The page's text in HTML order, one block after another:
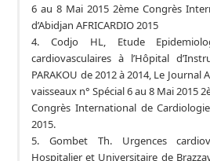
6 au 8 Mai 2015 2ème Congrès
d’Abidjan AFRICARDIO 2015
4. Codjo HL, Etude
cardiovasculaires à l’Hôpital
PARAKOU de 2012 à 2014, Le
vaisseaux n° Spécial 6 au 8 Mai 2015
Congrès International de Cardiologie
2015.
5. Gombet Th. Urgences
Hospitalier et Universitaire de